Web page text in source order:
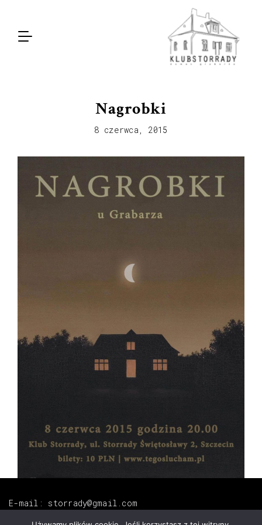
Nagrobki
8 czerwca, 2015
E-mail: storrady@gmail.com
Tel.: +48 665 420 764